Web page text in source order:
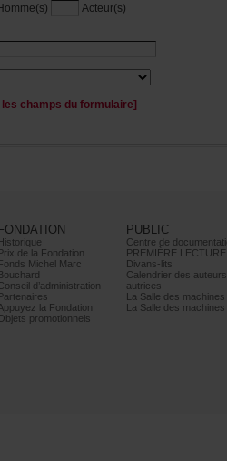
Acteur(s)
FONDATION PUBLIC
PREMIÈRELECTURE
Divans-lits
autrices